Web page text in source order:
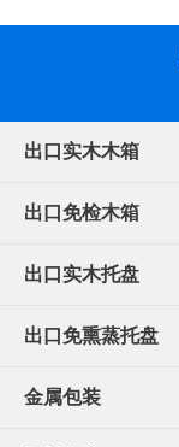
出口实木木箱
出口免检木箱
出口实木托盘
出口免熏蒸托盘
金属包装